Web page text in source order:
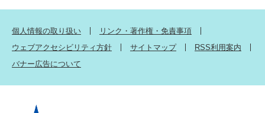
個人情報の取り扱い
リンク・著作権・免責事項
ウェブアクセシビリティ方針
サイトマップ
RSS利用案内
バナー広告について